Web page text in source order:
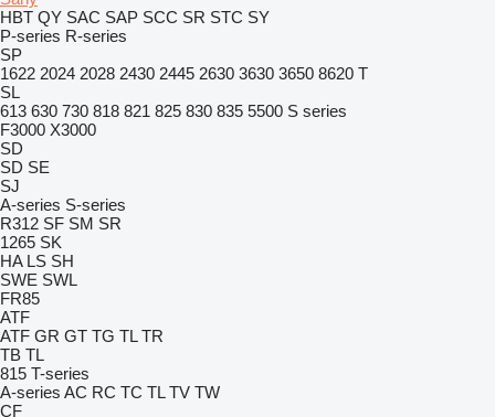
HBT QY SAC SAP SCC SR STC SY
P-series R-series
SP
1622 2024 2028 2430 2445 2630 3630 3650 8620 T
SL
613 630 730 818 821 825 830 835 5500 S series
F3000 X3000
SD
SD SE
SJ
A-series S-series
R312 SF SM SR
1265 SK
HA LS SH
SWE SWL
FR85
ATF
ATF GR GT TG TL TR
TB TL
815 T-series
A-series AC RC TC TL TV TW
CF